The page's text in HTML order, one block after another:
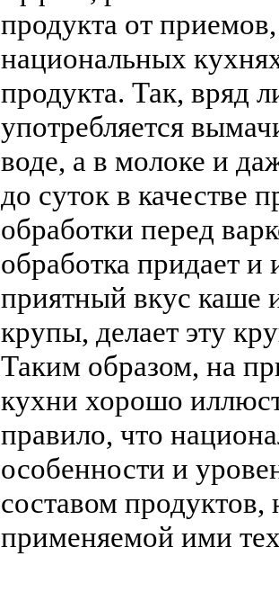
продукта от
национальных
продукта. Так, вряд
употребляется
воде, а в молоке и
до суток в качестве
обработки перед
обработка придает
приятный вкус каше
крупы, делает эту
Таким образом, на
кухни хорошо
правило, что
особенности и
составом
применяемой ими